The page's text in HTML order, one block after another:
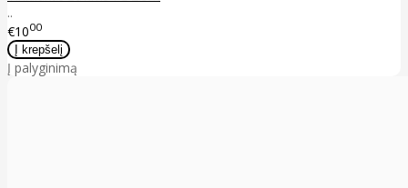
..
€1000
Į palyginimą